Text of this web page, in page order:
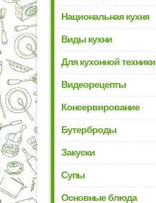
Национальная кухня
Виды кухни
Для кухонной техники
Видеорецепты
Консервирование
Бутерброды
Закуски
Супы
Основные блюда